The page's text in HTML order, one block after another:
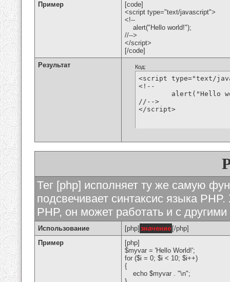
Пример
[code]
<script type="text/javascript">
<!--
alert("Hello world!");
//-->
</script>
[/code]
Результат
Код:
<script type="text/
<!--
//-->
</script>
Тег [php] исполняет ту же самую
подсвечивает синтаксис языка
PHP, он может работать и с
Использование [php] значение [/php]
Пример
[php]
$myvar = 'Hello World!';
for ($i = 0; $i < 10; $i++)
{
echo $myvar . "\n";